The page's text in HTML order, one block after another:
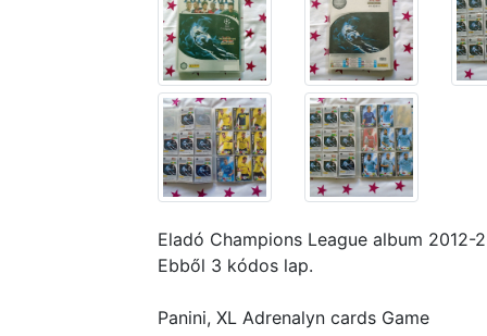
Eladó Champions League album 2012-
Ebből 3 kódos lap.
Panini, XL Adrenalyn cards Game